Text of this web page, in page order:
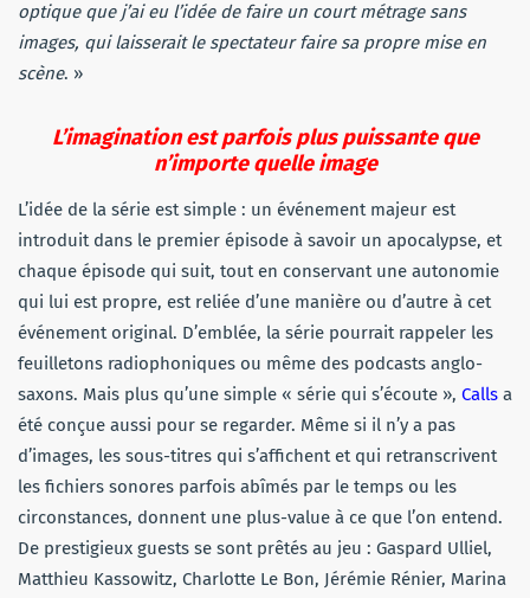
optique que j’ai eu l’idée de faire un court métrage sans
images, qui laisserait le spectateur faire sa propre mise en
scène. »
L’imagination est parfois plus puissante que
n’importe quelle image
L’idée de la série est simple : un événement majeur est
introduit dans le premier épisode à savoir un apocalypse, et
chaque épisode qui suit, tout en conservant une autonomie
qui lui est propre, est reliée d’une manière ou d’autre à cet
événement original. D’emblée, la série pourrait rappeler les
feuilletons radiophoniques ou même des podcasts anglo-
saxons. Mais plus qu’une simple « série qui s’écoute », Calls a
été conçue aussi pour se regarder. Même si il n’y a pas
d’images, les sous-titres qui s’affichent et qui retranscrivent
les fichiers sonores parfois abîmés par le temps ou les
circonstances, donnent une plus-value à ce que l’on entend.
De prestigieux guests se sont prêtés au jeu : Gaspard Ulliel,
Matthieu Kassowitz, Charlotte Le Bon, Jérémie Rénier, Marina